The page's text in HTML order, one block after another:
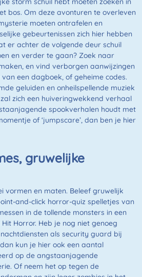
bos. Om deze avonturen te overleven
moeten ontrafelen en
gebeurtenissen zich hier hebben
er achter de volgende deur schuil
en verder te gaan? Zoek naar
en vind verborgen aanwijzingen
een dagboek, of geheime codes.
geluiden en onheilspellende muziek
zich een huiveringwekkend verhaal
spookverhalen houdt met
of ‘jumpscare’, dan ben je hier
gruwelijke
vormen en maten. Beleef gruwelijk
and-click horror-quiz spelletjes van
in de tollende monsters in een
Horror. Heb je nog niet genoeg
als security guard bij
kun je hier ook een aantal
op de angstaanjagende
Of neem het op tegen de